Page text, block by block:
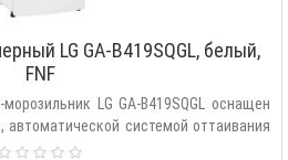
LG GA-B419SQGL, белый,
FNF
LG GA-B419SQGL оснащен
системой оттаивания